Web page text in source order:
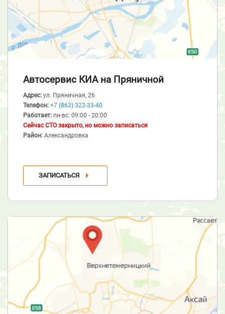
Автосервис КИА на Пряничной
Адрес: ул. Пряничная, 26
Телефон: +7 (863) 322-33-40
Работает: пн-вс: 09:00 - 20:00
Сейчас СТО закрыто, но можно записаться
Район: Александровка
ЗАПИСАТЬСЯ